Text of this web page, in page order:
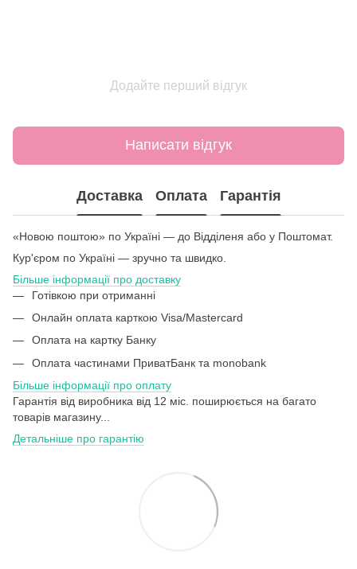
Додайте перший відгук
Написати відгук
Доставка Оплата Гарантія
«Новою поштою» по Україні — до Відділеня або у Поштомат.
Кур'єром по Україні — зручно та швидко.
Більше інформації про доставку
Готівкою при отриманні
Онлайн оплата карткою Visa/Mastercard
Оплата на картку Банку
Оплата частинами ПриватБанк та monobank
Більше інформації про оплату
Гарантія від виробника від 12 міс. поширюється на багато
товарів магазину...
Детальніше про гарантію